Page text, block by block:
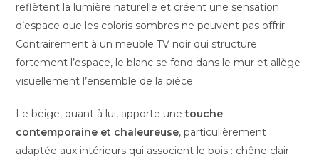
reflètent la lumière naturelle et créent une sensation
d’espace que les coloris sombres ne peuvent pas offrir.
Contrairement à un meuble TV noir qui structure
fortement l’espace, le blanc se fond dans le mur et allège
visuellement l’ensemble de la pièce.
Le beige, quant à lui, apporte unetouche
contemporaine et chaleureuse, particulièrement
adaptée aux intérieurs qui associent le bois : chêne clair